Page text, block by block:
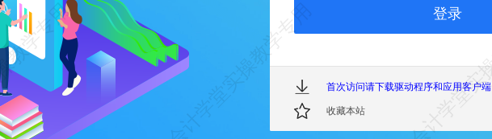
首次访问请下载驱动程序和应用客户端
收藏本站